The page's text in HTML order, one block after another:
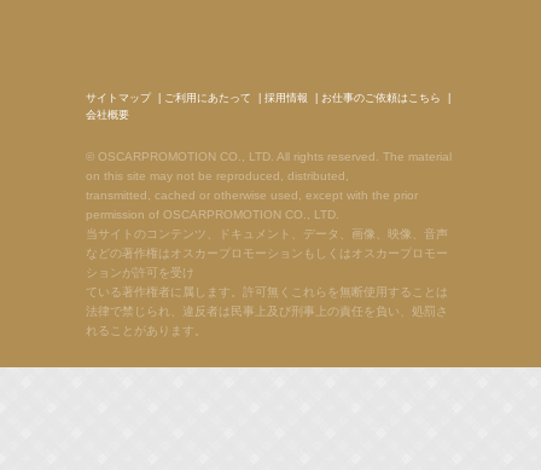
サイトマップ| ご利用にあたって 採用情報 お仕事のご依頼はこちら
会社概要
© OSCARPROMOTION CO., LTD. All rights reserved. The material
on this site may not be reproduced, distributed,
transmitted, cached or otherwise used, except with the prior
permission of OSCARPROMOTION CO., LTD.
当サイトのコンテンツ、ドキュメント、データ、画像、映像、音声
などの著作権はオスカープロモーションもしくはオスカープロモー
ションが許可を受け
ている著作権者に属します。許可無くこれらを無断使用することは
法律で禁じられ、違反者は民事上及び刑事上の責任を負い、処罰さ
れることがあります。